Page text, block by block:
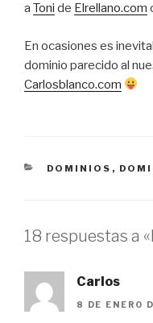
a Toni de Elrellano.com
En ocasiones es
dominio parecido al
Carlosblanco.com
CATEGORÍAS
DOMINIOS ,
18 respuestas a
Carlos
8 DE ENERO